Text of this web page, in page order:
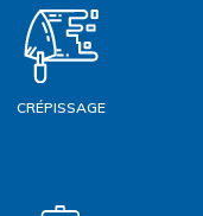
CRÉPISSAGE